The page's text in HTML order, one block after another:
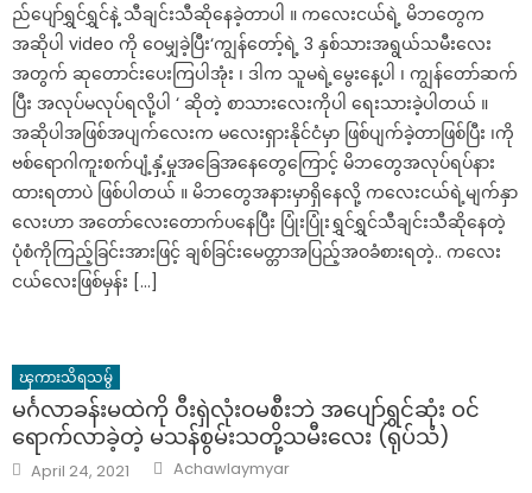
ည်ပျော်ရွှင်ရွှင်နဲ့ သီချင်းသီဆိုနေခဲ့တာပါ ။ ကလေးငယ်ရဲ့ မိဘတွေက
အဆိုပါ video ကို ဝေမျှခဲ့ပြီး‘ကျွန်တော့်ရဲ့ 3 နှစ်သားအရွယ်သမီးလေး
အတွက် ဆုတောင်းပေးကြပါအုံး ၊ ဒါက သူမရဲ့မွေးနေ့ပါ ၊ ကျွန်တော်ဆက်
ပြီး အလုပ်မလုပ်ရလို့ပါ ‘ ဆိုတဲ့ စာသားလေးကိုပါ ရေးသားခဲ့ပါတယ် ။
အဆိုပါအဖြစ်အပျက်လေးက မလေးရှားနိုင်ငံမှာ ဖြစ်ပျက်ခဲ့တာဖြစ်ပြီး ၊ကို
ဗစ်ရောဂါကူးစက်ပျံ့နှံ့မှုအခြေအနေတွေကြောင့် မိဘတွေအလုပ်ရပ်နား
ထားရတာပဲ ဖြစ်ပါတယ် ။ မိဘတွေအနားမှာရှိနေလို့ ကလေးငယ်ရဲ့မျက်နှာ
လေးဟာ အတော်လေးတောက်ပနေပြီး ပြုံးပြုံးရွှင်ရွှင်သီချင်းသီဆိုနေတဲ့
ပုံစံကိုကြည့်ခြင်းအားဖြင့် ချစ်ခြင်းမေတ္တာအပြည့်အဝခံစားရတဲ့.. ကလေး
ငယ်လေးဖြစ်မှန်း […]
ၾကားသိရသမွ်
မင်္ဂလာခန်းမထဲကို ဝီးရှဲလုံးဝမစီးဘဲ အပျော်ရွှင်ဆုံး ဝင်
ရောက်လာခဲ့တဲ့ မသန်စွမ်းသတို့သမီးလေး (ရုပ်သံ)
Posted
on
April 24, 2021 Author
Achawlaymyar